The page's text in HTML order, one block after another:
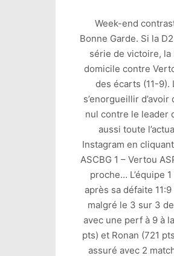
Week-end
Bonne Garde. Si la
série de victoire, la
domicile contre
des écarts (11-9).
s’enorgueillir
nul contre le leader
aussi toute
Instagram en
ASCBG 1 – Vertou
proche… L’équipe
après sa défaite
malgré le 3 sur 3
avec une perf à 9 à
pts) et Ronan (721
assuré avec 2